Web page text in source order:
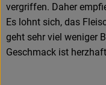
vergriffen. Daher
Es lohnt sich, das
geht sehr viel weniger
Geschmack ist